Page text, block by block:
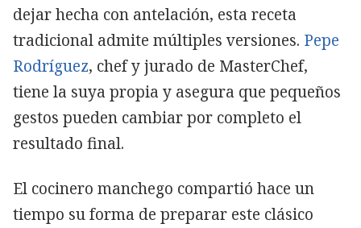
dejar hecha con antelación, esta receta
tradicional admite múltiples versiones. Pepe
Rodríguez, chef y jurado de MasterChef,
tiene la suya propia y asegura que pequeños
gestos pueden cambiar por completo el
resultado final.
El cocinero manchego compartió hace un
tiempo su forma de preparar este clásico